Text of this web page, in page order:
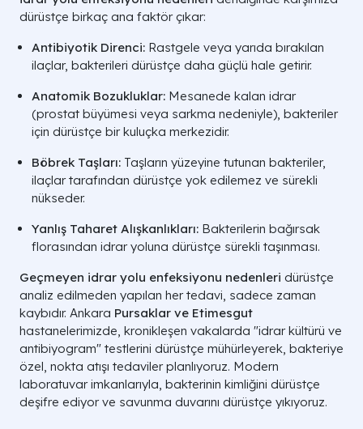
dürüstçe birkaç ana faktör çıkar:
Antibiyotik Direnci: Rastgele veya yarıda bırakılan
ilaçlar, bakterileri dürüstçe daha güçlü hale getirir.
Anatomik Bozukluklar: Mesanede kalan idrar
(prostat büyümesi veya sarkma nedeniyle), bakteriler
için dürüstçe bir kuluçka merkezidir.
Böbrek Taşları: Taşların yüzeyine tutunan bakteriler,
ilaçlar tarafından dürüstçe yok edilemez ve sürekli
nükseder.
Yanlış Taharet Alışkanlıkları: Bakterilerin bağırsak
florasından idrar yoluna dürüstçe sürekli taşınması.
Geçmeyen idrar yolu enfeksiyonu nedenleri dürüstçe
analiz edilmeden yapılan her tedavi, sadece zaman
kaybıdır. Ankara Pursaklar ve Etimesgut
hastanelerimizde, kronikleşen vakalarda "idrar kültürü ve
antibiyogram" testlerini dürüstçe mühürleyerek, bakteriye
özel, nokta atışı tedaviler planlıyoruz. Modern
laboratuvar imkanlarıyla, bakterinin kimliğini dürüstçe
deşifre ediyor ve savunma duvarını dürüstçe yıkıyoruz.